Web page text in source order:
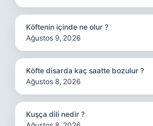
Köftenin içinde ne olur ?
Ağustos 9, 2026
Köfte disarda kaç saatte bozulur ?
Ağustos 8, 2026
Kuşça dili nedir ?